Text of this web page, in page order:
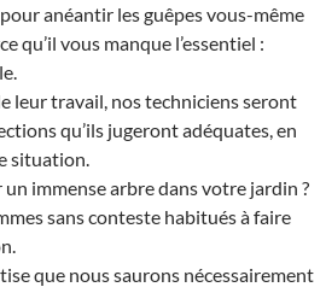
anéantir les guêpes vous-même
qu’il vous manque l’essentiel :
leur travail, nos techniciens seront
qu’ils jugeront adéquates, en
situation.
un immense arbre dans votre jardin ?
sans conteste habitués à faire
que nous saurons nécessairement